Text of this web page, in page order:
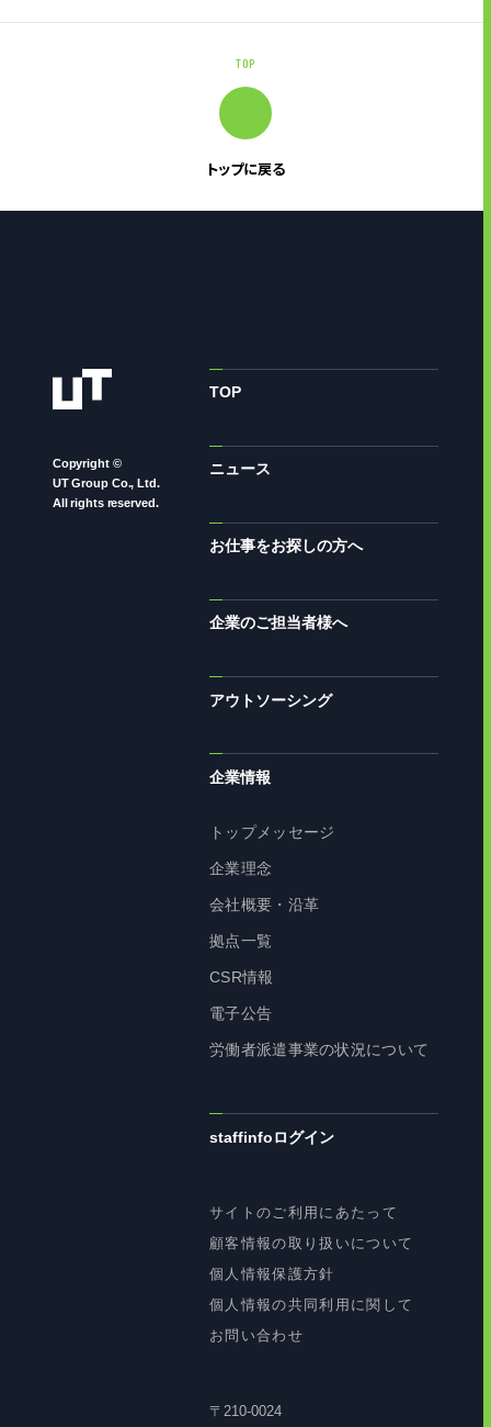
TOP
トップに戻る
Copyright ©
UT Group Co., Ltd.
All rights reserved.
TOP
ニュース
お仕事をお探しの方へ
企業のご担当者様へ
アウトソーシング
企業情報
トップメッセージ
企業理念
会社概要・沿革
拠点一覧
CSR情報
電子公告
労働者派遣事業の状況について
staffinfoログイン
サイトのご利用にあたって
顧客情報の取り扱いについて
個人情報保護方針
個人情報の共同利用に関して
お問い合わせ
〒210-0024